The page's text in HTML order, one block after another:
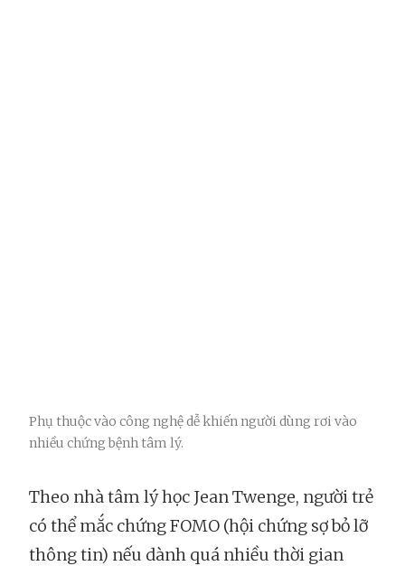
Phụ thuộc vào công nghệ dễ khiến người dùng rơi vào
nhiều chứng bệnh tâm lý.
Theo nhà tâm lý học Jean Twenge, người trẻ
có thể mắc chứng FOMO (hội chứng sợ bỏ lỡ
thông tin) nếu dành quá nhiều thời gian